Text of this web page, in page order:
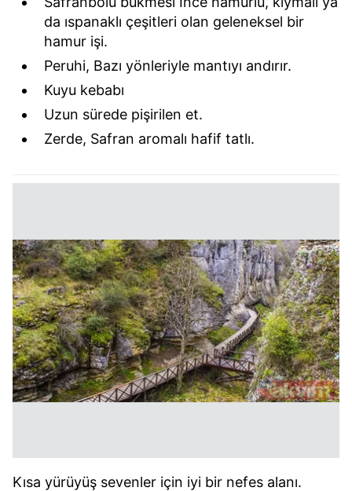
almak için lütfentıklayınız.
da ıspanaklı çeşitleri olan geleneksel bir
hamur işi.
Peruhi, Bazı yönleriyle mantıyı andırır.
Kuyu kebabı
Uzun sürede pişirilen et.
Zerde, Safran aromalı hafif tatlı.
Kısa yürüyüş sevenler için iyi bir nefes alanı.